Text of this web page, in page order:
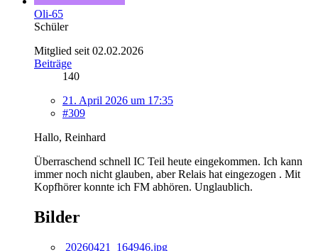
Oli-65
Schüler
Mitglied seit 02.02.2026
Beiträge
140
21. April 2026 um 17:35
#309
Hallo, Reinhard
Überraschend schnell IC Teil heute eingekommen. Ich kann
immer noch nicht glauben, aber Relais hat eingezogen . Mit
Kopfhörer konnte ich FM abhören. Unglaublich.
Bilder
20260421_164946.jpg